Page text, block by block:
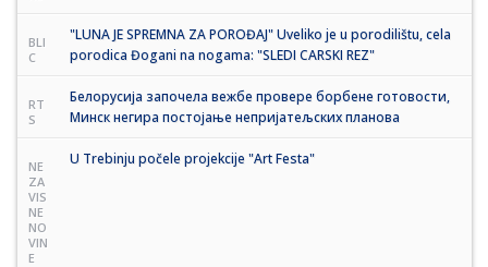
BLI
C
"LUNA JE SPREMNA ZA POROĐAJ" Uveliko je u porodilištu, cela
porodica Đogani na nogama: "SLEDI CARSKI REZ"
RT
S
Белорусија започела вежбе провере борбене готовости,
Минск негира постојање непријатељских планова
NE
ZA
VIS
NE
NO
VIN
E
U Trebinju počele projekcije "Art Festa"